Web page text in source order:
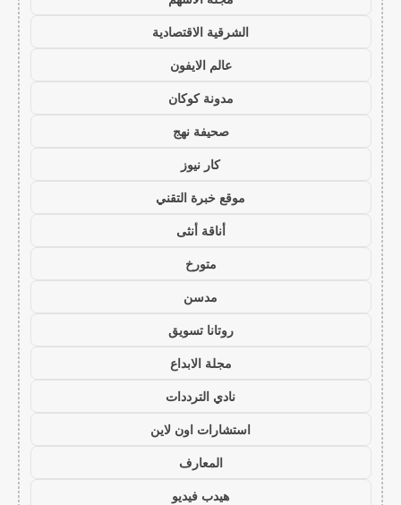
الشرقية الاقتصادية
عالم الايفون
مدونة كوكان
صحيفة نهج
كار نيوز
موقع خبرة التقني
أناقة أنثى
متورخ
مدسن
روتانا تسويق
مجلة الابداع
نادي الترددات
استشارات اون لاين
المعارف
هيدب فيديو